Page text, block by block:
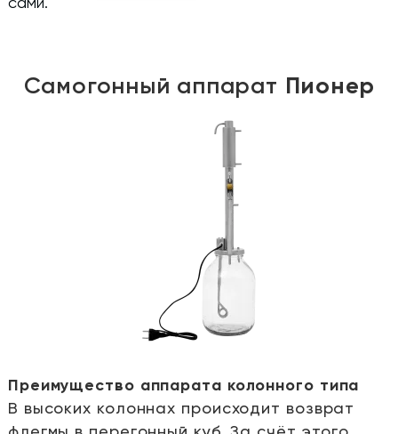
сами.
Самогонный аппарат Пионер
Преимущество аппарата колонного типа
В высоких колоннах происходит возврат